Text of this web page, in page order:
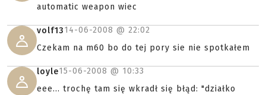
automatic weapon wiec
volf1314-06-2008 @ 22:02
Czekam na m60 bo do tej pory sie nie spotkałem
loyle15-06-2008 @ 10:33
eee... trochę tam się wkradł się błąd: "działko